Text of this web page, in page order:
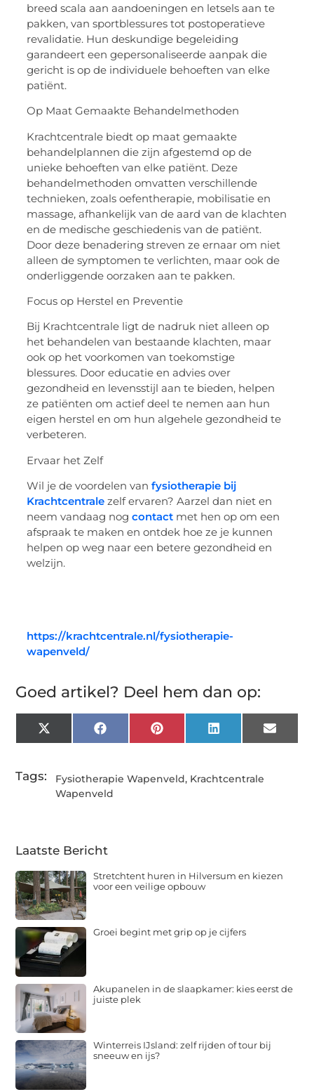
breed scala aan aandoeningen en letsels aan te
pakken, van sportblessures tot postoperatieve
revalidatie. Hun deskundige begeleiding
garandeert een gepersonaliseerde aanpak die
gericht is op de individuele behoeften van elke
patiënt.
Op Maat Gemaakte Behandelmethoden
Krachtcentrale biedt op maat gemaakte
behandelplannen die zijn afgestemd op de
unieke behoeften van elke patiënt. Deze
behandelmethoden omvatten verschillende
technieken, zoals oefentherapie, mobilisatie en
massage, afhankelijk van de aard van de klachten
en de medische geschiedenis van de patiënt.
Door deze benadering streven ze ernaar om niet
alleen de symptomen te verlichten, maar ook de
onderliggende oorzaken aan te pakken.
Focus op Herstel en Preventie
Bij Krachtcentrale ligt de nadruk niet alleen op
het behandelen van bestaande klachten, maar
ook op het voorkomen van toekomstige
blessures. Door educatie en advies over
gezondheid en levensstijl aan te bieden, helpen
ze patiënten om actief deel te nemen aan hun
eigen herstel en om hun algehele gezondheid te
verbeteren.
Ervaar het Zelf
Wil je de voordelen vanfysiotherapie bij
Krachtcentrale zelf ervaren? Aarzel dan niet en
neem vandaag nogcontact met hen op om een
afspraak te maken en ontdek hoe ze je kunnen
helpen op weg naar een betere gezondheid en
welzijn.
https://krachtcentrale.nl/fysiotherapie-
wapenveld/
Goed artikel? Deel hem dan op:
X
(Twitter)
FacebookPinterestLinkedInEmail
Tags: Fysiotherapie Wapenveld, Krachtcentrale
Wapenveld
Laatste Bericht
Stretchtent huren in Hilversum en kiezen
voor een veilige opbouw
Groei begint met grip op je cijfers
Akupanelen in de slaapkamer: kies eerst de
juiste plek
Winterreis IJsland: zelf rijden of tour bij
sneeuw en ijs?